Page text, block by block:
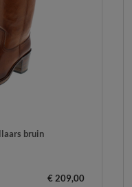
bruin
€ 209,00